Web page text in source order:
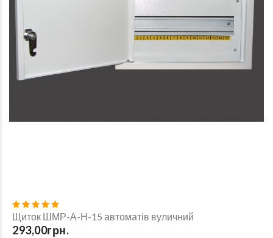
Щиток ШМР-А-Н-15 автоматів вуличний
293,00грн.